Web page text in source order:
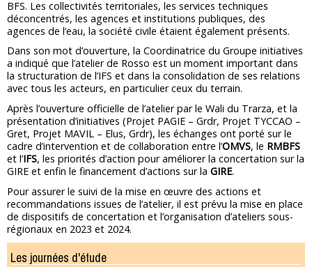
BFS. Les collectivités territoriales, les services techniques
déconcentrés, les agences et institutions publiques, des
agences de l’eau, la société civile étaient également présents.
Dans son mot d’ouverture, la Coordinatrice du Groupe initiatives
a indiqué que l’atelier de Rosso est un moment important dans
la structuration de l’IFS et dans la consolidation de ses relations
avec tous les acteurs, en particulier ceux du terrain.
Après l’ouverture officielle de l’atelier par le Wali du Trarza, et la
présentation d’initiatives (Projet PAGIE – Grdr, Projet TYCCAO –
Gret, Projet MAVIL – Elus, Grdr), les échanges ont porté sur le
cadre d’intervention et de collaboration entre l’OMVS, le RMBFS
et l’IFS, les priorités d’action pour améliorer la concertation sur la
GIRE et enfin le financement d’actions sur la GIRE.
Pour assurer le suivi de la mise en œuvre des actions et
recommandations issues de l’atelier, il est prévu la mise en place
de dispositifs de concertation et l’organisation d’ateliers sous-
régionaux en 2023 et 2024.
Les journées d'étude